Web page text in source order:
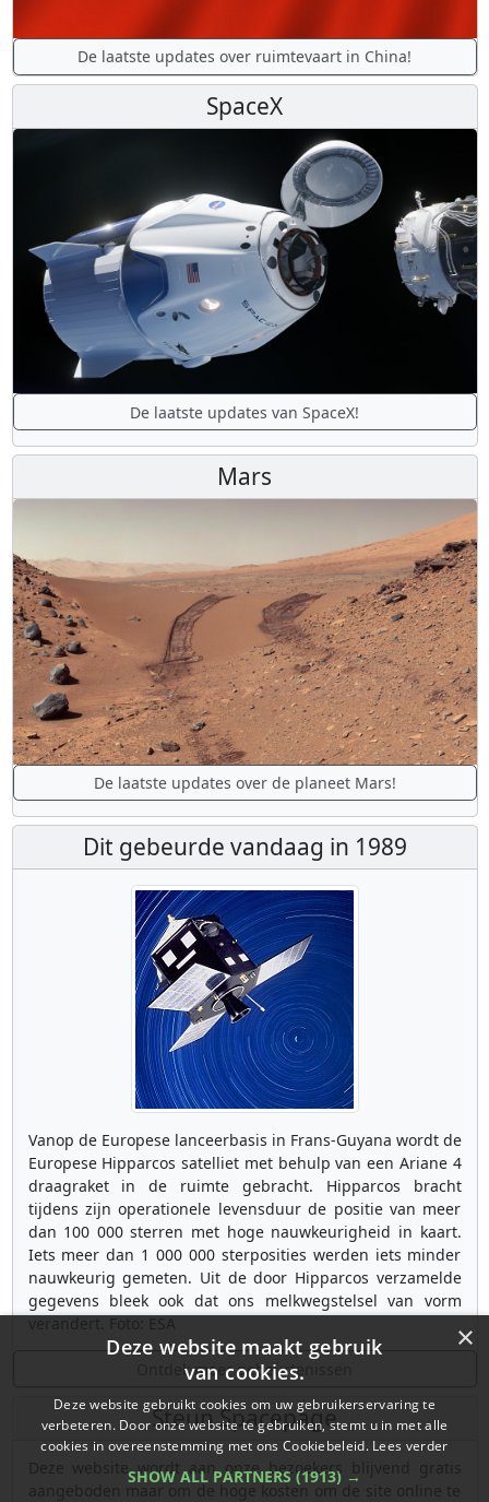
De laatste updates over ruimtevaart in China!
SpaceX
De laatste updates van SpaceX!
Mars
De laatste updates over de planeet Mars!
Dit gebeurde vandaag in 1989
Vanop de Europese lanceerbasis in Frans-Guyana wordt de
Europese Hipparcos satelliet met behulp van een Ariane 4
draagraket in de ruimte gebracht. Hipparcos bracht
tijdens zijn operationele levensduur de positie van meer
dan 100 000 sterren met hoge nauwkeurigheid in kaart.
Iets meer dan 1 000 000 sterposities werden iets minder
nauwkeurig gemeten. Uit de door Hipparcos verzamelde
gegevens bleek ook dat ons melkwegstelsel van vorm
Ontdek meer gebeurtenissen
Steun Spacepage
Deze website wordt aan onze bezoekers blijvend gratis
aangeboden maar om de hoge kosten om de site online te
×
Deze website maakt gebruik
van cookies.
Deze website gebruikt cookies om uw gebruikerservaring te
verbeteren. Door onze website te gebruiken, stemt u in met alle
cookies in overeenstemming met ons Cookiebeleid. Lees verder
SHOW ALL PARTNERS (1913) →